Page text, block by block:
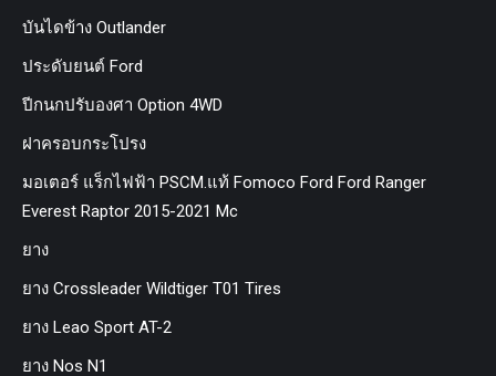
บันไดข้าง Outlander
ประดับยนต์ Ford
ปีกนกปรับองศา Option 4WD
ฝาครอบกระโปรง
มอเตอร์ แร็กไฟฟ้า PSCM.แท้ Fomoco Ford Ford Ranger
Everest Raptor 2015-2021 Mc
ยาง
ยาง Crossleader Wildtiger T01 Tires
ยาง Leao Sport AT-2
ยาง Nos N1